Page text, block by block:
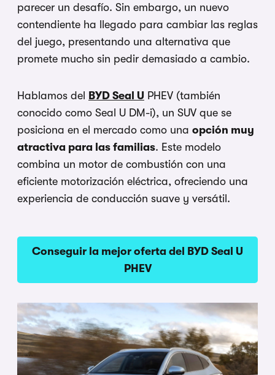
parecer un desafío. Sin embargo, un nuevo
contendiente ha llegado para cambiar las reglas
del juego, presentando una alternativa que
promete mucho sin pedir demasiado a cambio.
Hablamos del BYD Seal U PHEV (también
conocido como Seal U DM-i), un SUV que se
posiciona en el mercado como una opción muy
atractiva para las familias. Este modelo
combina un motor de combustión con una
eficiente motorización eléctrica, ofreciendo una
experiencia de conducción suave y versátil.
Conseguir la mejor oferta del BYD Seal U
PHEV